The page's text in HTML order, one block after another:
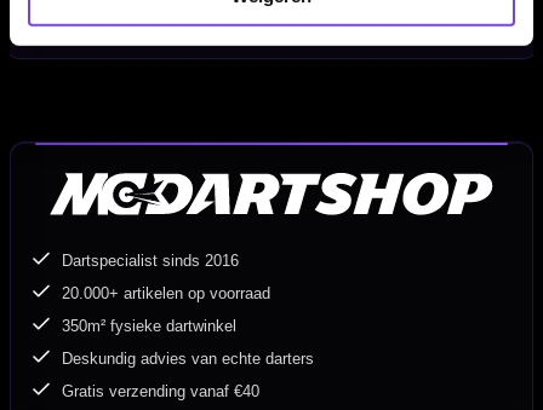
SKU:X2963
Dartspecialist sinds 2016
20.000+ artikelen op voorraad
350m² fysieke dartwinkel
Deskundig advies van echte darters
Gratis verzending vanaf €40